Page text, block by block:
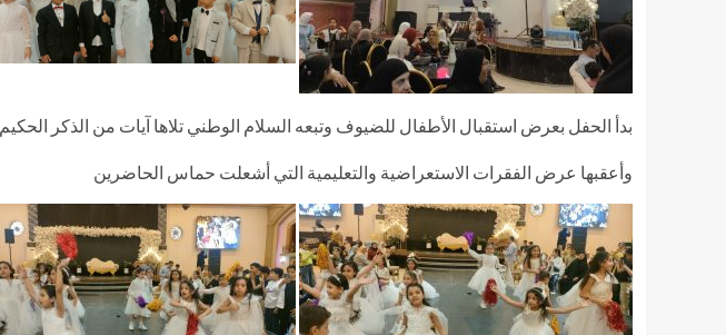
بدأ الحفل بعرض استقبال الأطفال للضيوف وتبعه السلام الوطني تلاها آيات من الذكر الحكيم
وأعقبها عرض الفقرات الاستعراضية والتعليمية التي أشعلت حماس الحاضرين